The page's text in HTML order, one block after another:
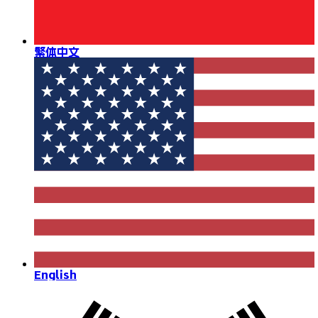
繁体中文
English